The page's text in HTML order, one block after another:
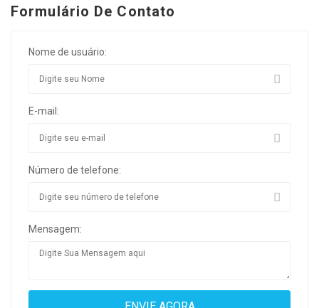
Formulário De Contato
Nome de usuário:
E-mail:
Número de telefone:
Mensagem: